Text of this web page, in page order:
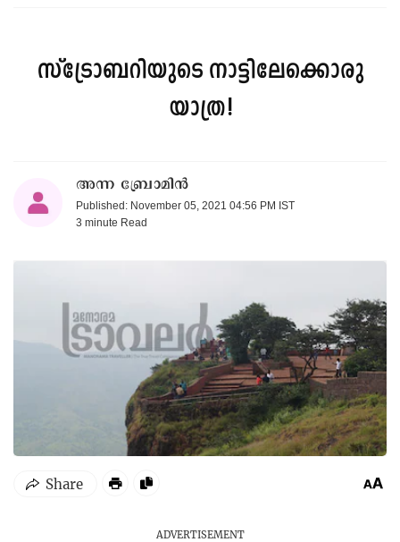
സ്ട്രോബറിയുടെ നാട്ടിലേക്കൊരു
യാത്ര!
അന്ന ബ്രോമിൻ
Published: November 05, 2021 04:56 PM IST
3 minute Read
ADVERTISEMENT